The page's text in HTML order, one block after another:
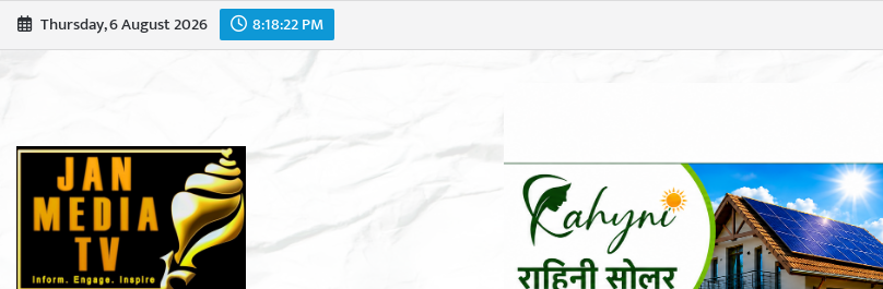
Skip
to
Thursday, 6 August 2026 8:18:24 PM